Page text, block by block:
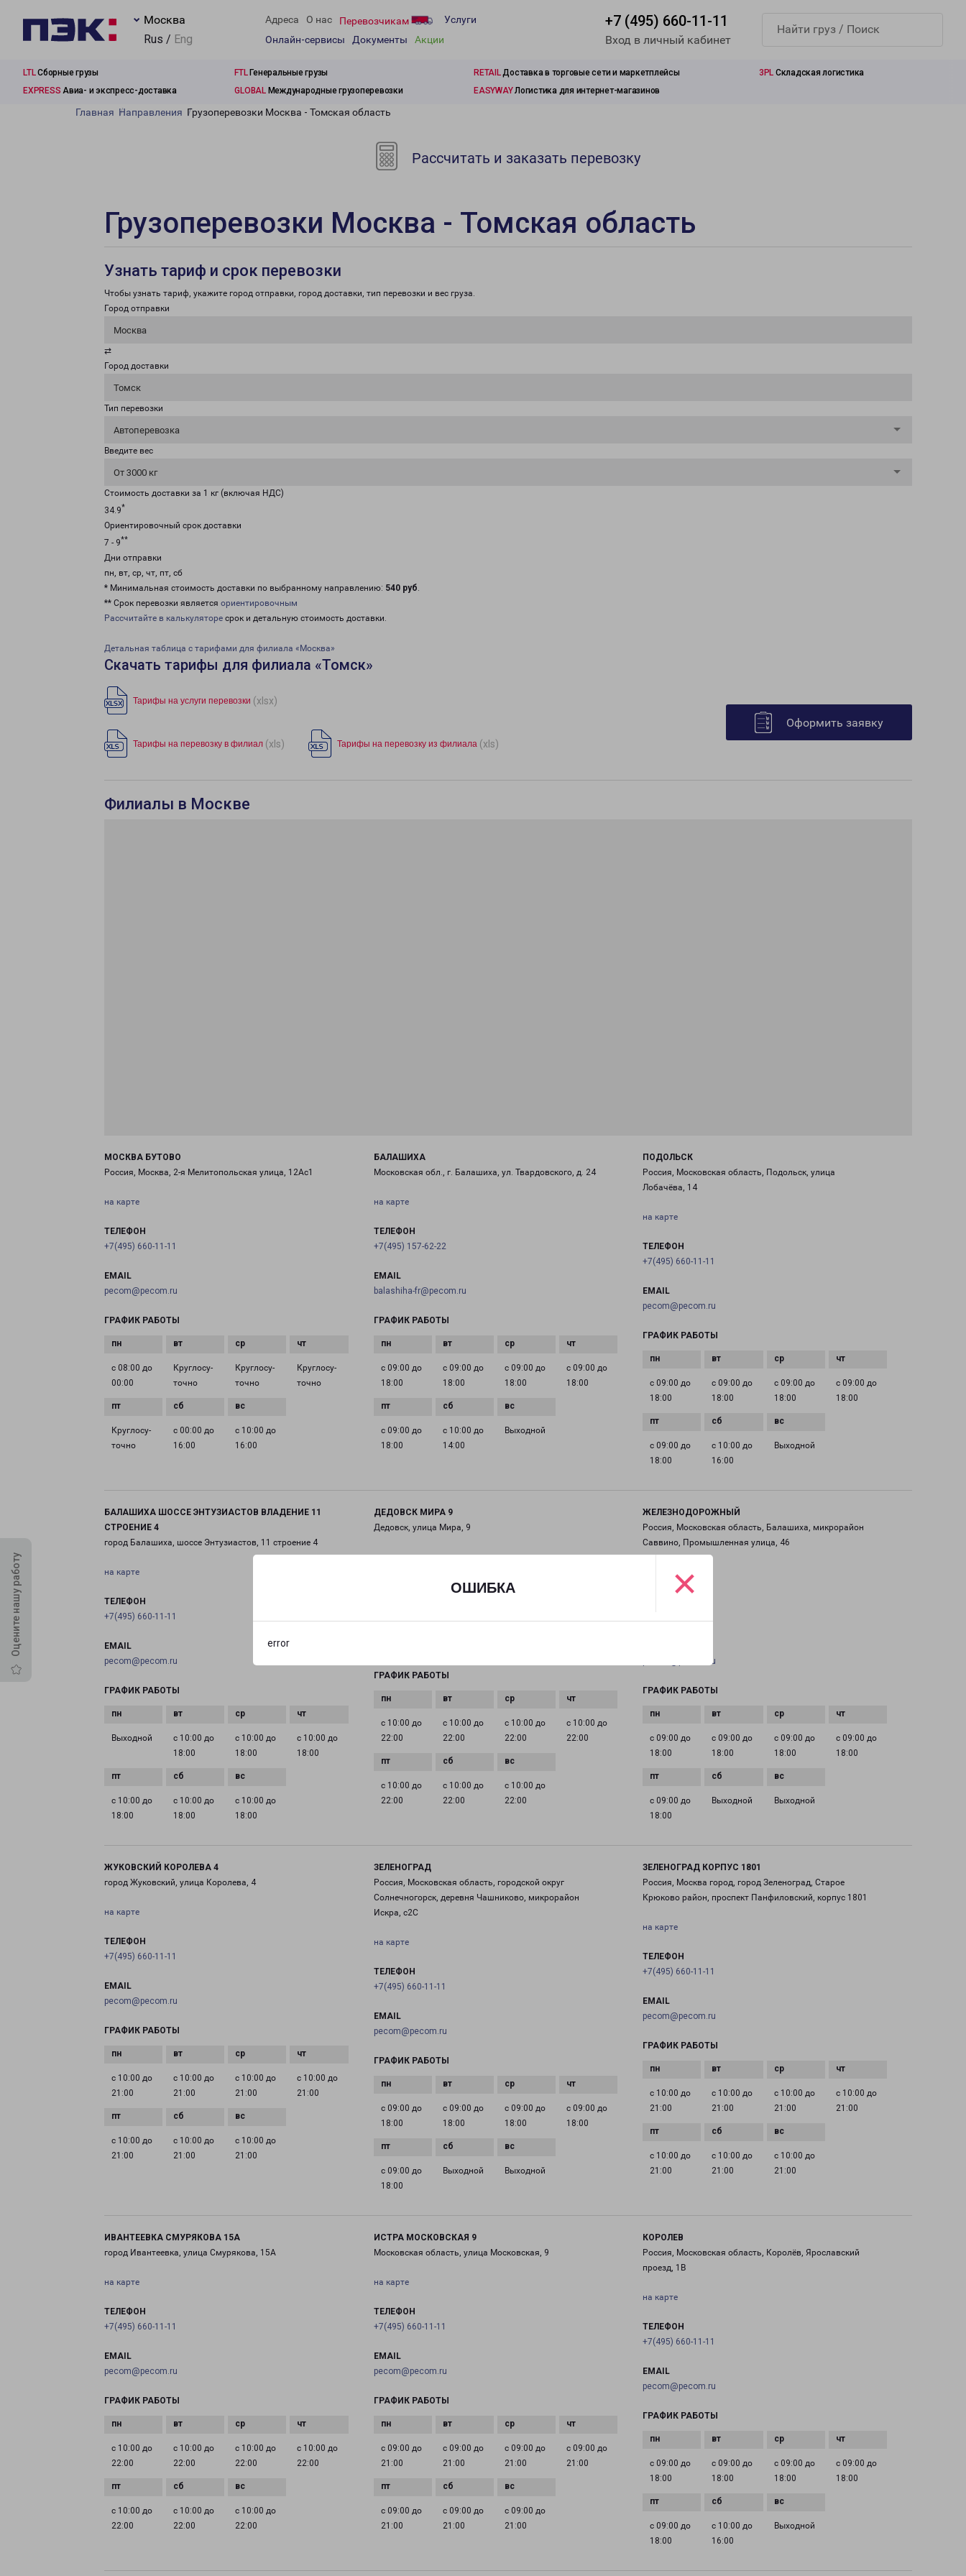
ОШИБКА
error
×
Москва
Rus / Eng
Адреса О нас Перевозчикам
Услуги
Онлайн-сервисы
Документы Акции
+7 (495) 660-11-11
Вход в личный кабинет
LTLСборные грузы FTLГенеральные грузы RETAILДоставка в торговые сети и маркетплейсы 3PL Складская логистика
EXPRESS Авиа- и экспресс-доставка GLOBALМеждународные грузоперевозки EASYWAYЛогистика для интернет-магазинов
Оцените нашу работу
Главная Направления Грузоперевозки Москва - Томская область
Рассчитать и заказать перевозку
Грузоперевозки Москва - Томская область
Узнать тариф и срок перевозки
Чтобы узнать тариф, укажите город отправки, город доставки, тип перевозки и вес груза.
Город отправки
Москва
⇄
Город доставки
Томск
Тип перевозки
Автоперевозка
Введите вес
От 3000 кг
Стоимость доставки за 1 кг (включая НДС)
34.9*
Ориентировочный срок доставки
7 - 9**
Дни отправки
пн, вт, ср, чт, пт, сб
* Минимальная стоимость доставки по выбранному направлению: 540 руб.
** Срок перевозки является ориентировочным
Рассчитайте в калькуляторе срок и детальную стоимость доставки.
Детальная таблица с тарифами для филиала «Москва»
Скачать тарифы для филиала «Томск»
Тарифы на услуги перевозки (xlsx)
Тарифы на перевозку в филиал (xls) Тарифы на перевозку из филиала (xls)
Оформить заявку
Филиалы в Москве
МОСКВА БУТОВО
Россия, Москва, 2-я Мелитопольская улица, 12Ас1
на карте
ТЕЛЕФОН
+7(495) 660-11-11
EMAIL
pecom@pecom.ru
ГРАФИК РАБОТЫ
с 08:00 до
00:00
Круглосу­
точно
Круглосу­
точно
Круглосу­
точно
Круглосу­
точно
с 00:00 до
16:00
с 10:00 до
16:00
БАЛАШИХА
Московская обл., г. Балашиха, ул. Твардовского, д. 24
на карте
ТЕЛЕФОН
+7(495) 157-62-22
EMAIL
balashiha-fr@pecom.ru
ГРАФИК РАБОТЫ
с 09:00 до
18:00
с 09:00 до
18:00
с 09:00 до
18:00
с 09:00 до
18:00
с 09:00 до
18:00
с 10:00 до
14:00
Выходной
ПОДОЛЬСК
Россия, Московская область, Подольск, улица
Лобачёва, 14
на карте
ТЕЛЕФОН
+7(495) 660-11-11
EMAIL
pecom@pecom.ru
ГРАФИК РАБОТЫ
с 09:00 до
18:00
с 09:00 до
18:00
с 09:00 до
18:00
с 09:00 до
18:00
с 09:00 до
18:00
с 10:00 до
16:00
Выходной
БАЛАШИХА ШОССЕ ЭНТУЗИАСТОВ ВЛАДЕНИЕ 11
СТРОЕНИЕ 4
город Балашиха, шоссе Энтузиастов, 11 строение 4
на карте
ТЕЛЕФОН
+7(495) 660-11-11
EMAIL
pecom@pecom.ru
ГРАФИК РАБОТЫ
Выходной
с 10:00 до
18:00
с 10:00 до
18:00
с 10:00 до
18:00
с 10:00 до
18:00
с 10:00 до
18:00
с 10:00 до
18:00
ДЕДОВСК МИРА 9
Дедовск, улица Мира, 9
на карте
ГРАФИК РАБОТЫ
с 10:00 до
22:00
с 10:00 до
22:00
с 10:00 до
22:00
с 10:00 до
22:00
с 10:00 до
22:00
с 10:00 до
22:00
с 10:00 до
22:00
ЖЕЛЕЗНОДОРОЖНЫЙ
Россия, Московская область, Балашиха, микрорайон
Саввино, Промышленная улица, 46
на карте
pecom@pecom.ru
ГРАФИК РАБОТЫ
с 09:00 до
18:00
с 09:00 до
18:00
с 09:00 до
18:00
с 09:00 до
18:00
с 09:00 до
18:00
Выходной Выходной
ЖУКОВСКИЙ КОРОЛЕВА 4
город Жуковский, улица Королева, 4
на карте
ТЕЛЕФОН
+7(495) 660-11-11
EMAIL
pecom@pecom.ru
ГРАФИК РАБОТЫ
с 10:00 до
21:00
с 10:00 до
21:00
с 10:00 до
21:00
с 10:00 до
21:00
с 10:00 до
21:00
с 10:00 до
21:00
с 10:00 до
21:00
ЗЕЛЕНОГРАД
Россия, Московская область, городской округ
Солнечногорск, деревня Чашниково, микрорайон
Искра, с2С
на карте
ТЕЛЕФОН
+7(495) 660-11-11
EMAIL
pecom@pecom.ru
ГРАФИК РАБОТЫ
с 09:00 до
18:00
с 09:00 до
18:00
с 09:00 до
18:00
с 09:00 до
18:00
с 09:00 до
18:00
Выходной Выходной
ЗЕЛЕНОГРАД КОРПУС 1801
Россия, Москва город, город Зеленоград, Старое
Крюково район, проспект Панфиловский, корпус 1801
на карте
ТЕЛЕФОН
+7(495) 660-11-11
EMAIL
pecom@pecom.ru
ГРАФИК РАБОТЫ
с 10:00 до
21:00
с 10:00 до
21:00
с 10:00 до
21:00
с 10:00 до
21:00
с 10:00 до
21:00
с 10:00 до
21:00
с 10:00 до
21:00
ИВАНТЕЕВКА СМУРЯКОВА 15А
город Ивантеевка, улица Смурякова, 15А
на карте
ТЕЛЕФОН
+7(495) 660-11-11
EMAIL
pecom@pecom.ru
ГРАФИК РАБОТЫ
с 10:00 до
22:00
с 10:00 до
22:00
с 10:00 до
22:00
с 10:00 до
22:00
с 10:00 до
22:00
с 10:00 до
22:00
с 10:00 до
22:00
ИСТРА МОСКОВСКАЯ 9
Московская область, улица Московская, 9
на карте
ТЕЛЕФОН
+7(495) 660-11-11
EMAIL
pecom@pecom.ru
ГРАФИК РАБОТЫ
с 09:00 до
21:00
с 09:00 до
21:00
с 09:00 до
21:00
с 09:00 до
21:00
с 09:00 до
21:00
с 09:00 до
21:00
с 09:00 до
21:00
КОРОЛЕВ
Россия, Московская область, Королёв, Ярославский
проезд, 1В
на карте
ТЕЛЕФОН
+7(495) 660-11-11
EMAIL
pecom@pecom.ru
ГРАФИК РАБОТЫ
с 09:00 до
18:00
с 09:00 до
18:00
с 09:00 до
18:00
с 09:00 до
18:00
с 09:00 до
18:00
с 10:00 до
16:00
Выходной